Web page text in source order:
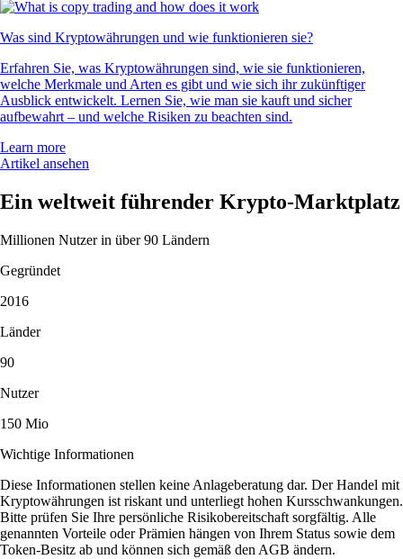
Was sind Kryptowährungen und wie funktionieren sie?
Erfahren Sie, was Kryptowährungen sind, wie sie funktionieren,
welche Merkmale und Arten es gibt und wie sich ihr zukünftiger
Ausblick entwickelt. Lernen Sie, wie man sie kauft und sicher
aufbewahrt – und welche Risiken zu beachten sind.
Learn more
Artikel ansehen
Ein weltweit führender Krypto-Marktplatz
Millionen Nutzer in über 90 Ländern
Gegründet
2016
Länder
90
Nutzer
150 Mio
Wichtige Informationen
Diese Informationen stellen keine Anlageberatung dar. Der Handel mit
Kryptowährungen ist riskant und unterliegt hohen Kursschwankungen.
Bitte prüfen Sie Ihre persönliche Risikobereitschaft sorgfältig. Alle
genannten Vorteile oder Prämien hängen von Ihrem Status sowie dem
Token-Besitz ab und können sich gemäß den AGB ändern.